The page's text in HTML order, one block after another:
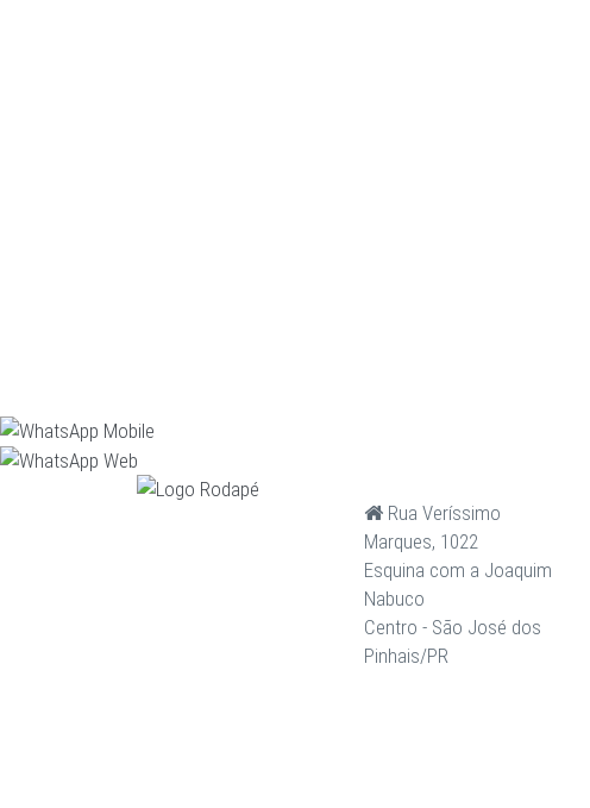
Rua Veríssimo
Marques, 1022
Esquina com a Joaquim
Nabuco
Centro - São José dos
Pinhais/PR